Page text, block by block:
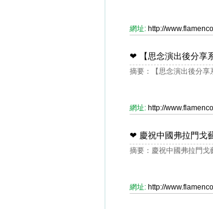
網址: http://
❤ 【思念演出後分
摘要：【思念演出後分
網址: http://
❤ 慶祝中國弗拉門戈
摘要：慶祝中國弗拉門戈
網址: http://